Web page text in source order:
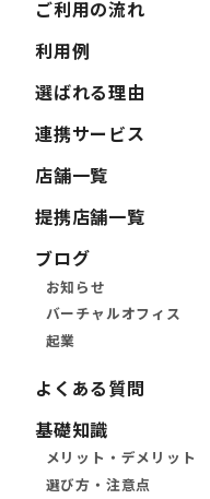
ご利用の流れ
利用例
選ばれる理由
連携サービス
店舗一覧
提携店舗一覧
ブログ
お知らせ
バーチャルオフィス
起業
よくある質問
基礎知識
メリット・デメリット
選び方・注意点